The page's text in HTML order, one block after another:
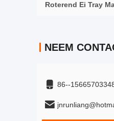
Roterend Ei Tray
86--